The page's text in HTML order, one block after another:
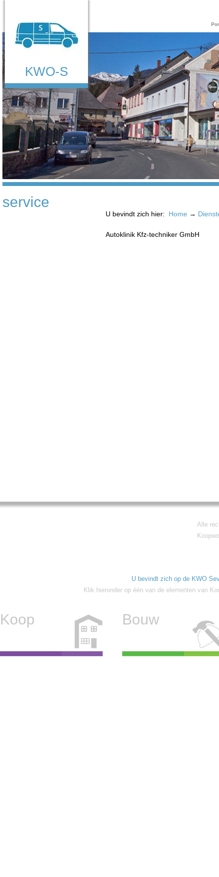
KWO-S
service
U bevindt zich hier: Home →
Autoklinik Kfz-techniker GmbH
Alle
U bevindt zich op de KWO
Klik hieronder op één van de elementen van
Koop Bouw